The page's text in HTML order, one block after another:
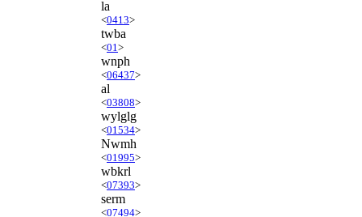
la
<0413>
twba
<01 >
wnph
<06437>
al
<03808>
wylglg
<01534>
Nwmh
<01995>
wbkrl
<07393>
serm
<07494>